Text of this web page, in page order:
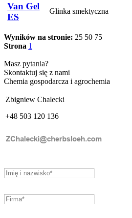
Van Gel
ES
Glinka smektyczna
Wyników na stronie: 25 50 75
Strona 1
Masz pytania?
Skontaktuj się z nami
Chemia gospodarcza i agrochemia
Zbigniew Chalecki
+48 503 120 136